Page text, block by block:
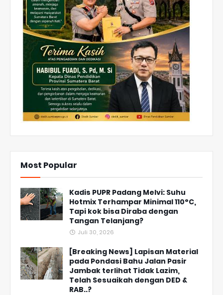
Most Popular
Kadis PUPR Padang Melvi: Suhu
Hotmix Terhampar Minimal 110°C,
Tapi kok bisa Diraba dengan
Tangan Telanjang?
Juli 30, 2026
[Breaking News] Lapisan Material
pada Pondasi Bahu Jalan Pasir
Jambak terlihat Tidak Lazim,
Telah Sesuaikah dengan DED &
RAB..?